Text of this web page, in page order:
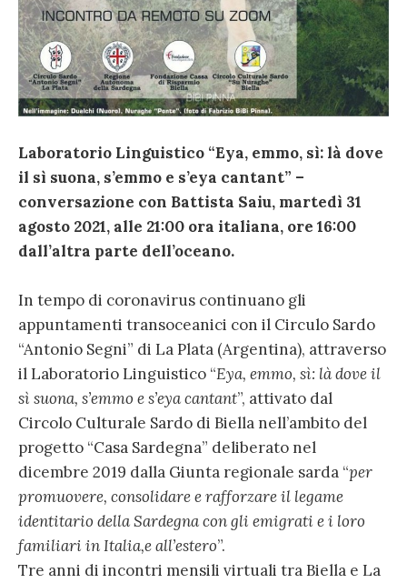
Laboratorio Linguistico “Eya, emmo, sì: là dove
il sì suona, s’emmo e s’eya cantant” –
conversazione con Battista Saiu, martedì 31
agosto 2021, alle 21:00 ora italiana, ore 16:00
dall’altra parte dell’oceano.
In tempo di coronavirus continuano gli
appuntamenti transoceanici con il Circulo Sardo
“Antonio Segni” di La Plata (Argentina), attraverso
il Laboratorio Linguistico “Eya, emmo, sì: là dove il
sì suona, s’emmo e s’eya cantant”, attivato dal
Circolo Culturale Sardo di Biella nell’ambito del
progetto “Casa Sardegna” deliberato nel
dicembre 2019 dalla Giunta regionale sarda “per
promuovere, consolidare e rafforzare il legame
identitario della Sardegna con gli emigrati e i loro
familiari in Italia,e all’estero”.
Tre anni di incontri mensili virtuali tra Biella e La